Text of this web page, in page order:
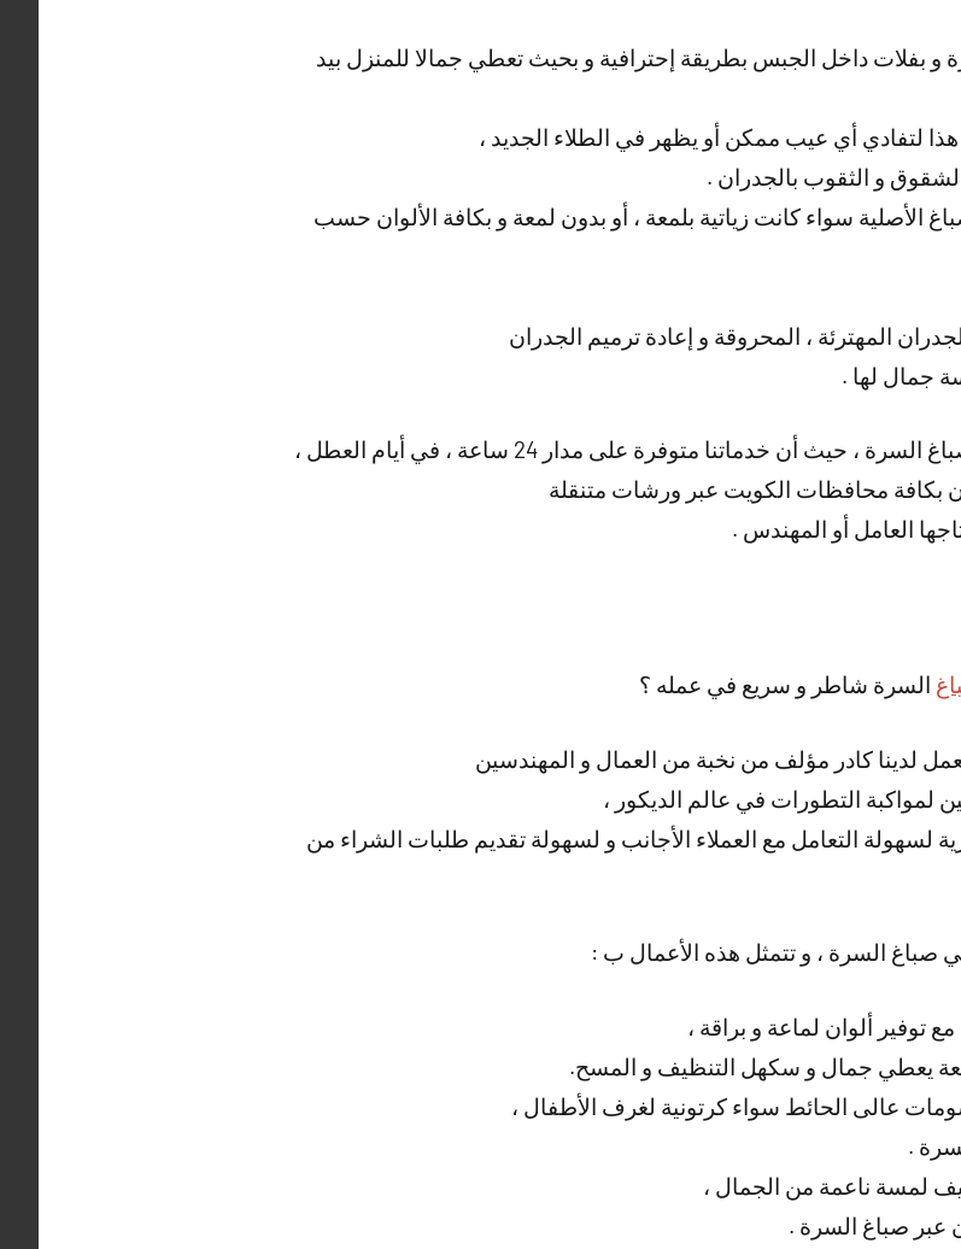
و بفلات داخل الجبس بطريقة إحترافية و بحيث تعطي جمالا للمنزل بيد
لتفادي أي عيب ممكن أو يظهر في الطلاء الجديد ،
و الثقوب بالجدران .
الأصلية سواء كانت زياتية بلمعة ، أو بدون لمعة و بكافة الألوان حسب
المهترئة ، المحروقة و إعادة ترميم الجدران
جمال لها .
أن خدماتنا متوفرة على مدار 24 ساعة ، في أيام العطل ،
بكافة محافظات الكويت عبر ورشات متنقلة
العامل أو المهندس .
السرة شاطر و سريع في عمله ؟
لدينا كادر مؤلف من نخبة من العمال و المهندسين
لمواكبة التطورات في عالم الديكور ،
لسهولة التعامل مع العملاء الأجانب و لسهولة تقديم طلبات الشراء من
صباغ السرة ، و تتمثل هذه الأعمال ب :
توفير ألوان لماعة و براقة ،
يعطي جمال و سكهل التنظيف و المسح.
عالى الحائط سواء كرتونية لغرف الأطفال ،
لمسة ناعمة من الجمال ،
عبر صباغ السرة .